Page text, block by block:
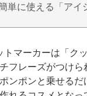
単に使える「アイ
トマーカーは「ク
フレーズがつけ
ンポンと乗せる